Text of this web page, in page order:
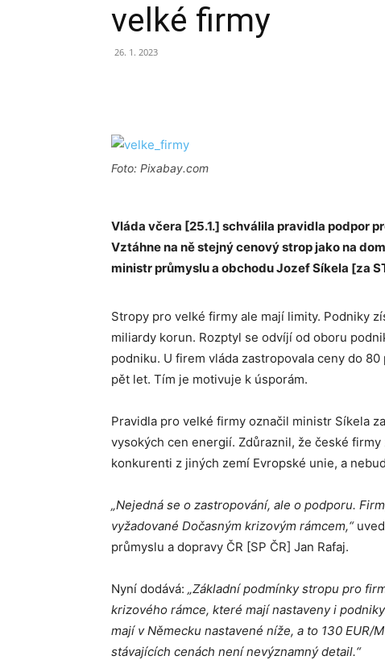
velké firmy
26. 1. 2023
Foto: Pixabay.com
Vláda včera [25.1.] schválila pravidla podpor
Vztáhne na ně stejný cenový strop jako na
ministr průmyslu a obchodu Jozef Síkela [za
Stropy pro velké firmy ale mají limity. Podniky
miliardy korun. Rozptyl se odvíjí od oboru
podniku. U firem vláda zastropovala ceny do
pět let. Tím je motivuje k úsporám.
Pravidla pro velké firmy označil ministr Síkela
vysokých cen energií. Zdůraznil, že české
konkurenti z jiných zemí Evropské unie, a
„Nejedná se o zastropování, ale o podporu.
vyžadované Dočasným krizovým rámcem,“
průmyslu a dopravy ČR [SP ČR] Jan Rafaj.
Nyní dodává: „Základní podmínky stropu pro
krizového rámce, které mají nastaveny i
mají v Německu nastavené níže, a to 130 EUR/
stávajících cenách není nevýznamný detail.“